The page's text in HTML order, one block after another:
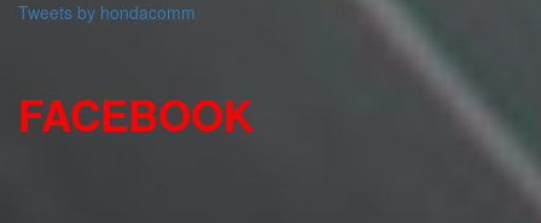
Tweets by hondacomm
FACEBOOK